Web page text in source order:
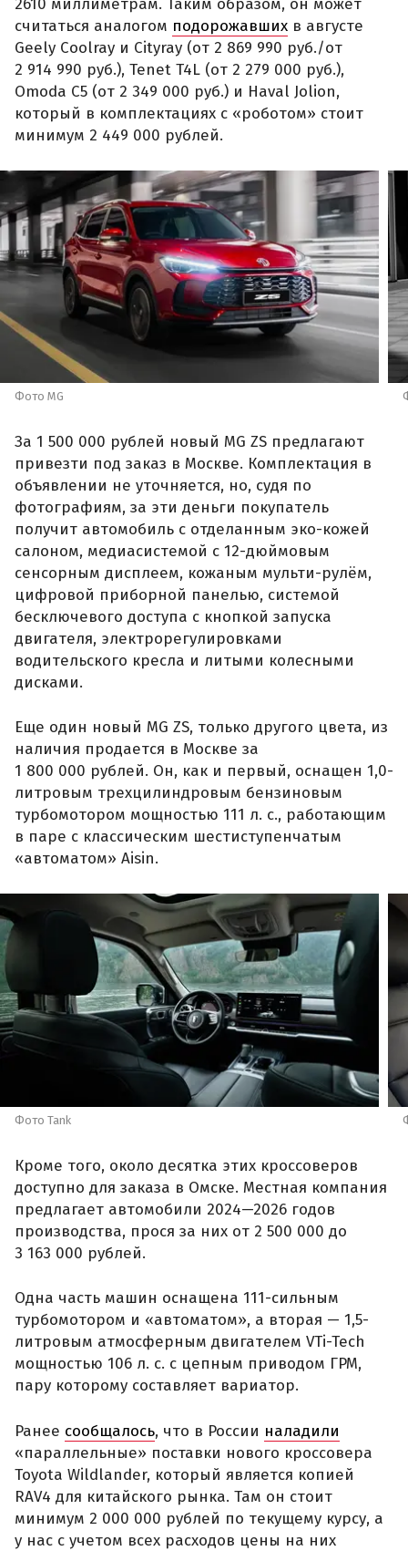
2610 миллиметрам. Таким образом, он может
считаться аналогом подорожавших в августе
Geely Coolray и Cityray (от 2 869 990 руб./от
2 914 990 руб.), Tenet T4L (от 2 279 000 руб.),
Omoda C5 (от 2 349 000 руб.) и Haval Jolion,
который в комплектациях с «роботом» стоит
минимум 2 449 000 рублей.
Фото MG
За 1 500 000 рублей новый MG ZS предлагают
привезти под заказ в Москве. Комплектация в
объявлении не уточняется, но, судя по
фотографиям, за эти деньги покупатель
получит автомобиль с отделанным эко-кожей
салоном, медиасистемой с 12-дюймовым
сенсорным дисплеем, кожаным мульти-рулём,
цифровой приборной панелью, системой
бесключевого доступа с кнопкой запуска
двигателя, электрорегулировками
водительского кресла и литыми колесными
дисками.
Еще один новый MG ZS, только другого цвета, из
наличия продается в Москве за
1 800 000 рублей. Он, как и первый, оснащен 1,0-
литровым трехцилиндровым бензиновым
турбомотором мощностью 111 л. с., работающим
в паре с классическим шестиступенчатым
«автоматом» Aisin.
Фото Tank
Кроме того, около десятка этих кроссоверов
доступно для заказа в Омске. Местная компания
предлагает автомобили 2024—2026 годов
производства, прося за них от 2 500 000 до
3 163 000 рублей.
Одна часть машин оснащена 111-сильным
турбомотором и «автоматом», а вторая — 1,5-
литровым атмосферным двигателем VTi-Tech
мощностью 106 л. с. с цепным приводом ГРМ,
пару которому составляет вариатор.
Ранее сообщалось, что в России наладили
«параллельные» поставки нового кроссовера
Toyota Wildlander, который является копией
RAV4 для китайского рынка. Там он стоит
минимум 2 000 000 рублей по текущему курсу, а
у нас с учетом всех расходов цены на них